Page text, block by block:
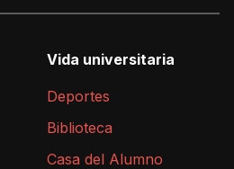
Vida universitaria
Deportes
Biblioteca
Casa del Alumno